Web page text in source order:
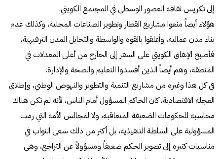
إلى تكريس ثقافة العصور الوسطى في المجتمع الكويتي.
هؤلاء أيضاً منعوا مشاريع القطار وتطوير الصناعات المحلية، وكذلك عدم
بناء مدن عمالية، وأغلقوا بالقوة والواسطة والتحايل المدن الترفيهية،
فأصبح الإنفاق الكويتي على السفر إلى الخارج من أعلى المعدلات في
المنطقة، وهم أيضاً الذين أفسدوا التعليم والصحة والإدارة.
في كل هذا وغيره من مشاريع التنمية والتطوير والنهوض الوطني، وإطلاق
العجلة الاقتصادية، كان الحاكم المسؤول أمام الناس، لأنه لم تكن هناك
محاسبة للحكومات الضعيفة المتعاقبة، ولا لمجالس الأمة التي رمت
المسؤولية على السلطة التنفيذية، بل أكثر من ذلك سعى النواب في
مناسبات كثيرة إلى تصوير الحكم ضعيفاً ومسؤولاً عن التراجع، وهي